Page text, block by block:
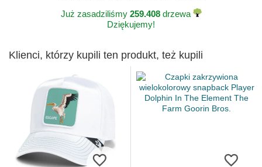
Już zasadziliśmy 259.408drzewa
Dziękujemy!
Klienci, którzy kupili ten produkt, też kupili